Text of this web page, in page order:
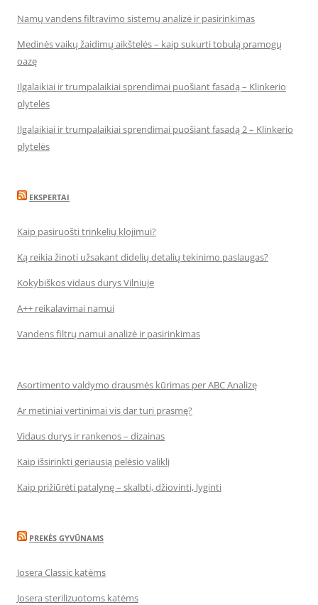
Namų vandens filtravimo sistemų analizė ir pasirinkimas
Medinės vaikų žaidimų aikštelės – kaip sukurti tobulą pramogų
oazę
Ilgalaikiai ir trumpalaikiai sprendimai puošiant fasadą – Klinkerio
plytelės
Ilgalaikiai ir trumpalaikiai sprendimai puošiant fasadą 2 – Klinkerio
plytelės
EKSPERTAI
Kaip pasiruošti trinkelių klojimui?
Ką reikia žinoti užsakant didelių detalių tekinimo paslaugas?
Kokybiškos vidaus durys Vilniuje
A++ reikalavimai namui
Vandens filtrų namui analizė ir pasirinkimas
Asortimento valdymo drausmės kūrimas per ABC Analizę
Ar metiniai vertinimai vis dar turi prasmę?
Vidaus durys ir rankenos – dizainas
Kaip išsirinkti geriausią pelėsio valiklį
Kaip prižiūrėti patalynę – skalbti, džiovinti, lyginti
PREKĖS GYVŪNAMS
Josera Classic katėms
Josera sterilizuotoms katėms